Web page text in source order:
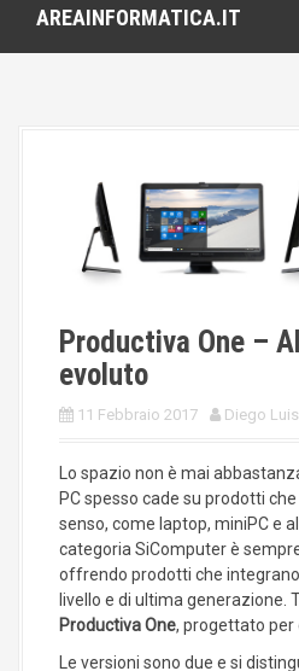
AREAINFORMATICA.IT
Productiva One –
evoluto
11 Febbraio 2017 Diego
Lo spazio non è mai
PC spesso cade su prodotti
senso, come laptop, miniPC e
categoria SiComputer è
offrendo prodotti che
livello e di ultima generazione.
Productiva One, progettato per
Le versioni sono due e si